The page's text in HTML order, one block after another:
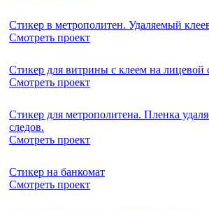
Стикер в метрополитен. Удаляемый
Смотреть проект
Стикер для витрины с клеем на лицевой
Смотреть проект
Стикер для метрополитена. Пленка
следов.
Смотреть проект
Стикер на банкомат
Смотреть проект